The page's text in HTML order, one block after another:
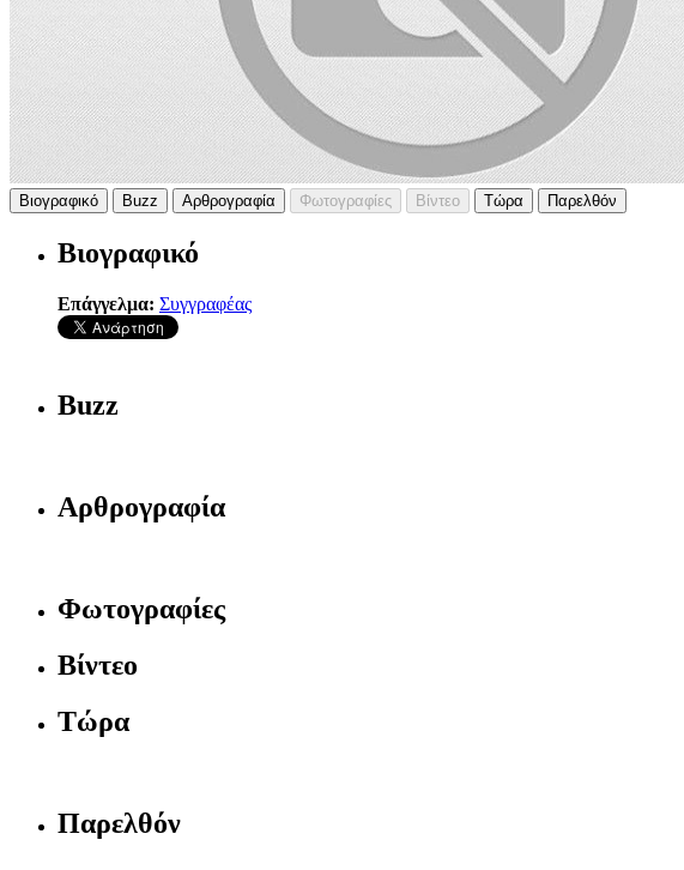
Βιογραφικό Buzz Αρθρογραφία Φωτογραφίες Βίντεο Τώρα Παρελθόν
Βιογραφικό
Επάγγελμα: Συγγραφέας
Buzz
Αρθρογραφία
Φωτογραφίες
Βίντεο
Τώρα
Παρελθόν